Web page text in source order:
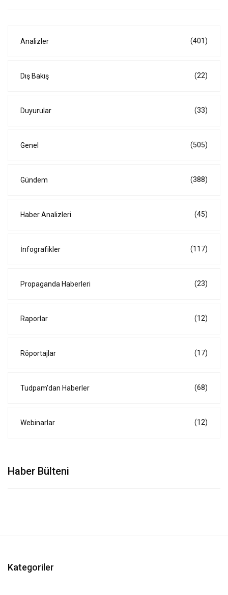
Analizler (401)
Dış Bakış (22)
Duyurular (33)
Genel (505)
Gündem (388)
Haber Analizleri (45)
İnfografikler (117)
Propaganda Haberleri (23)
Raporlar (12)
Röportajlar (17)
Tudpam'dan Haberler (68)
Webinarlar (12)
Haber Bülteni
Kategoriler